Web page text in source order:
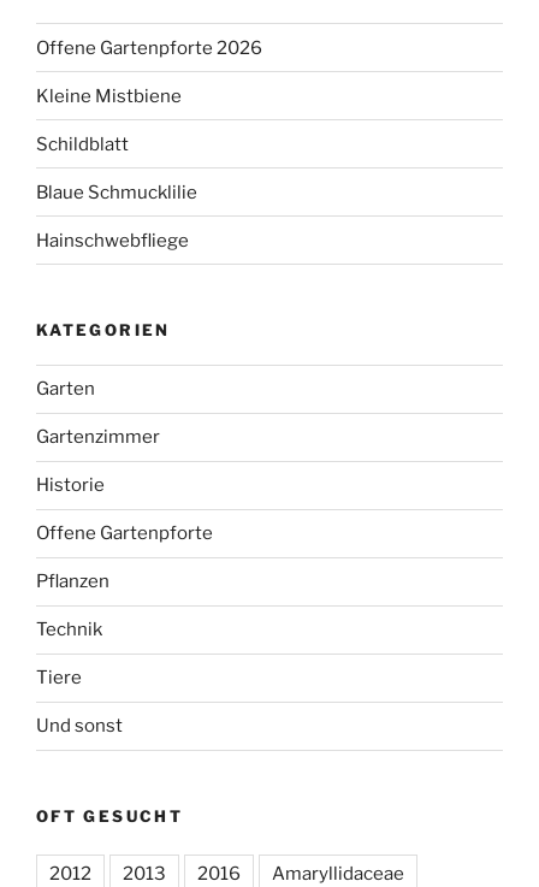
Offene Gartenpforte 2026
Kleine Mistbiene
Schildblatt
Blaue Schmucklilie
Hainschwebfliege
KATEGORIEN
Garten
Gartenzimmer
Historie
Offene Gartenpforte
Pflanzen
Technik
Tiere
Und sonst
OFT GESUCHT
2012 2013 2016 Amaryllidaceae